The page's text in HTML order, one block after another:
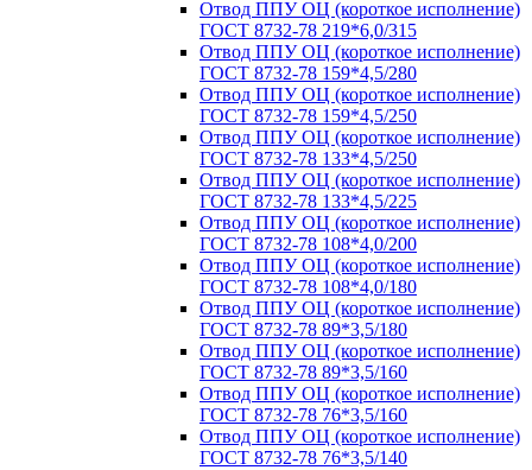
Отвод ППУ ОЦ (короткое исполнение)
ГОСТ 8732-78 219*6,0/315
Отвод ППУ ОЦ (короткое исполнение)
ГОСТ 8732-78 159*4,5/280
Отвод ППУ ОЦ (короткое исполнение)
ГОСТ 8732-78 159*4,5/250
Отвод ППУ ОЦ (короткое исполнение)
ГОСТ 8732-78 133*4,5/250
Отвод ППУ ОЦ (короткое исполнение)
ГОСТ 8732-78 133*4,5/225
Отвод ППУ ОЦ (короткое исполнение)
ГОСТ 8732-78 108*4,0/200
Отвод ППУ ОЦ (короткое исполнение)
ГОСТ 8732-78 108*4,0/180
Отвод ППУ ОЦ (короткое исполнение)
ГОСТ 8732-78 89*3,5/180
Отвод ППУ ОЦ (короткое исполнение)
ГОСТ 8732-78 89*3,5/160
Отвод ППУ ОЦ (короткое исполнение)
ГОСТ 8732-78 76*3,5/160
Отвод ППУ ОЦ (короткое исполнение)
ГОСТ 8732-78 76*3,5/140